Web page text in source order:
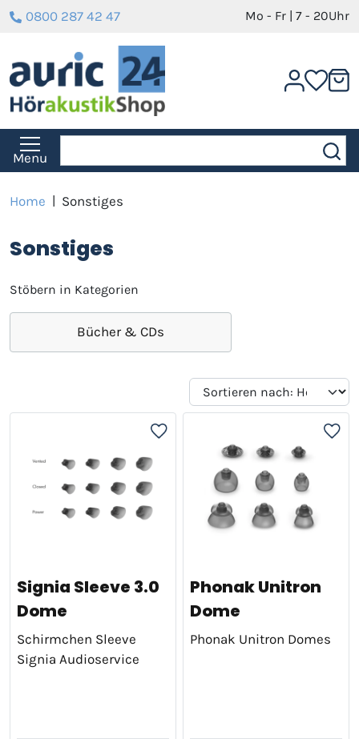
0800 287 42 47 Mo - Fr | 7 - 20Uhr
Menu
Home | Sonstiges
Sonstiges
Stöbern in Kategorien
Bücher & CDs
Signia Sleeve 3.0
Dome
Schirmchen Sleeve
Signia Audioservice
Phonak Unitron
Dome
Phonak Unitron Domes